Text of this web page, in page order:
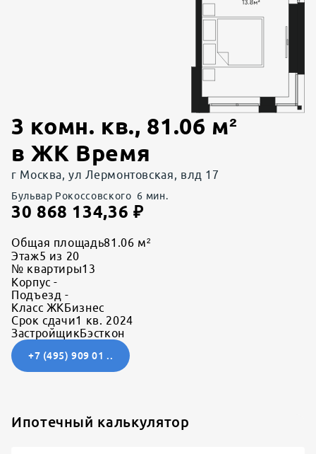
3 комн. кв., 81.06 м²
вЖК Время
г Москва, ул Лермонтовская, влд 17
Бульвар Рокоссовского 6 мин.
30 868 134,36 ₽
Общая площадь81.06 м²
Этаж5 из 20
№ квартиры13
Корпус -
Подъезд -
Класс ЖК Бизнес
Срок сдачи1 кв. 2024
Застройщик Бэсткон
+7 (495) 909 01 ..
Ипотечный калькулятор